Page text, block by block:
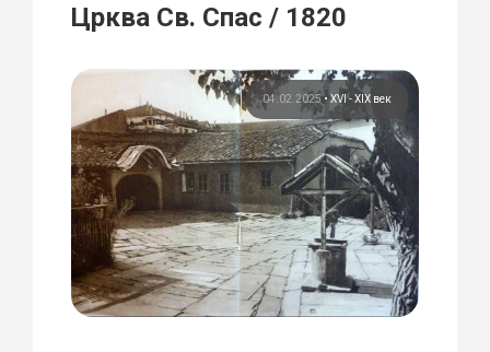
Црква Св. Спас / 1820
04.02.2025•XVI - XIX век